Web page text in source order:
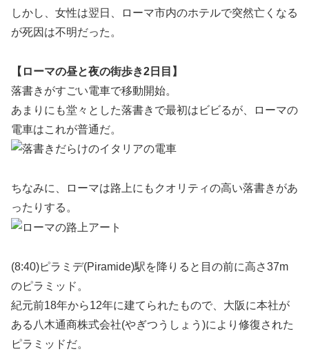
しかし、女性は翌日、ローマ市内のホテルで突然亡くなる
が死因は不明だった。
【ローマの昼と夜の街歩き2日目】
落書きがすごい電車で移動開始。
あまりにも堂々とした落書きで最初はビビるが、ローマの
電車はこれが普通だ。
ちなみに、ローマは路上にもクオリティの高い落書きがあ
ったりする。
(8:40)ピラミデ(Piramide)駅を降りると目の前に高さ37m
のピラミッド。
紀元前18年から12年に建てられたもので、大阪に本社が
ある八木通商株式会社(やぎつうしょう)により修復された
ピラミッドだ。